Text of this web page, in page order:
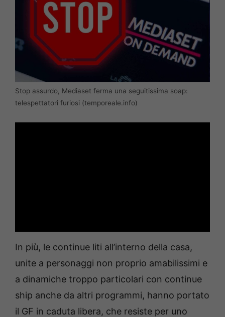
Stop assurdo, Mediaset ferma una seguitissima soap:
telespettatori furiosi (temporeale.info)
In più, le continue liti all’interno della casa,
unite a personaggi non proprio amabilissimi e
a dinamiche troppo particolari con continue
ship anche da altri programmi, hanno portato
il GF in caduta libera, che resiste per uno